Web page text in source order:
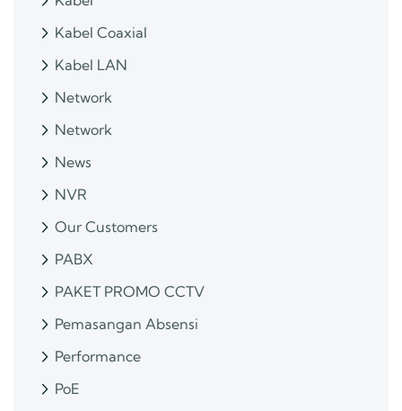
Kabel Coaxial
Kabel LAN
Network
Network
News
NVR
Our Customers
PABX
PAKET PROMO CCTV
Pemasangan Absensi
Performance
PoE